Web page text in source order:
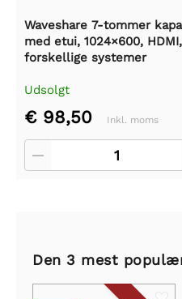
Waveshare 7-tommer
med etui, 1024×600,
forskellige systemer
Udsolgt
€ 98,50 Inkl. moms
Den 3 mest